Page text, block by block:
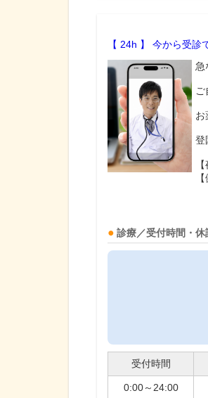
【 24h 】 今から受診
急
お
登
診療／受付時間・休
受付時間
0:00～24:00